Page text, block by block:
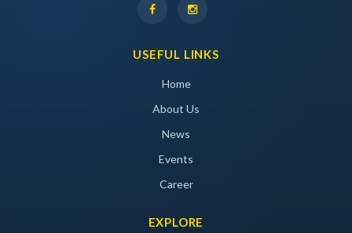
USEFUL LINKS
Home
About Us
News
Events
Career
EXPLORE